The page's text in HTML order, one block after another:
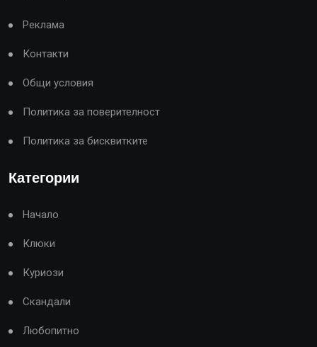
Реклама
Контакти
Общи условия
Политика за поверителност
Политика за бисквитките
Категории
Начало
Клюки
Куриози
Скандали
Любопитно